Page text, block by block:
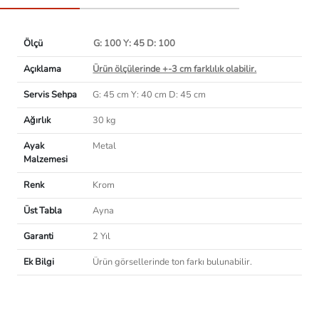
Ölçü
G: 100 Y: 45 D: 100
Açıklama
Ürün ölçülerinde +-3 cm farklılık olabilir.
Servis Sehpa
G: 45 cm Y: 40 cm D: 45 cm
Ağırlık
30 kg
Ayak
Malzemesi
Metal
Renk
Krom
Üst Tabla
Ayna
Garanti
2 Yıl
Ek Bilgi
Ürün görsellerinde ton farkı bulunabilir.